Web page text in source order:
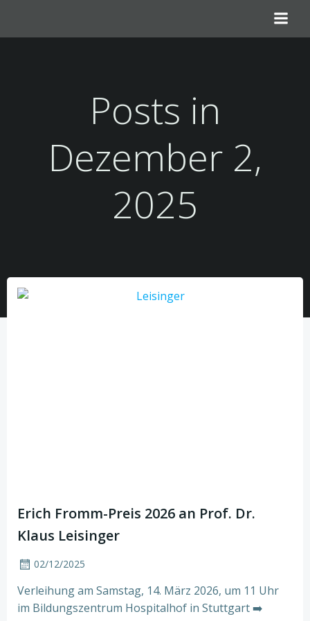
springen
Posts in
Dezember 2,
2025
Erich Fromm-Preis 2026 an Prof. Dr.
Klaus Leisinger
02/12/2025
Verleihung am Samstag, 14. März 2026, um 11 Uhr
im Bildungszentrum Hospitalhof in Stuttgart ➡️